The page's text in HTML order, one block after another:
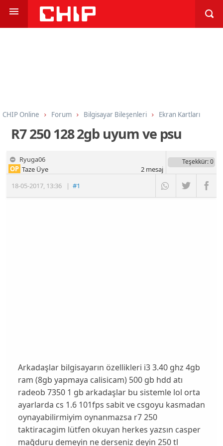
CHIP Online Forum Bilgisayar Bileşenleri Ekran Kartları
R7 250 128 2gb uyum ve psu
Ryuga06
18-05-2017, 13:36 |#1
OP Taze Üye
Teşekkür: 0
2mesaj
Arkadaşlar bilgisayarın özellikleri i3 3.40 ghz 4gb
ram (8gb yapmaya calisicam) 500 gb hdd atı
radeob 7350 1 gb arkadaşlar bu sistemle lol orta
ayarlarda cs 1.6 101fps sabit ve csgoyu kasmadan
oynayabilirmiyim oynanmazsa r7 250
taktiracagim lütfen okuyan herkes yazsın casper
mağduru demeyin ne derseniz deyin 250 tl